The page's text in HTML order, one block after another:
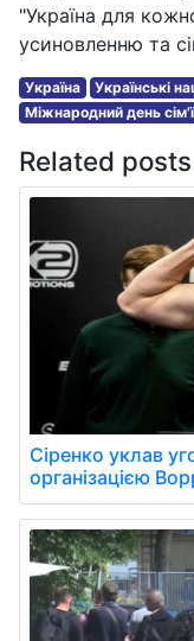
"Україна для
усиновленню та
Україна Українські
Міжнародний день сім'ї
Related posts
Сіренко уклав
організацією